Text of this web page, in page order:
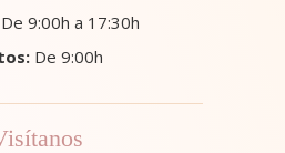
De 9:00h a 17:30h
De 9:00h